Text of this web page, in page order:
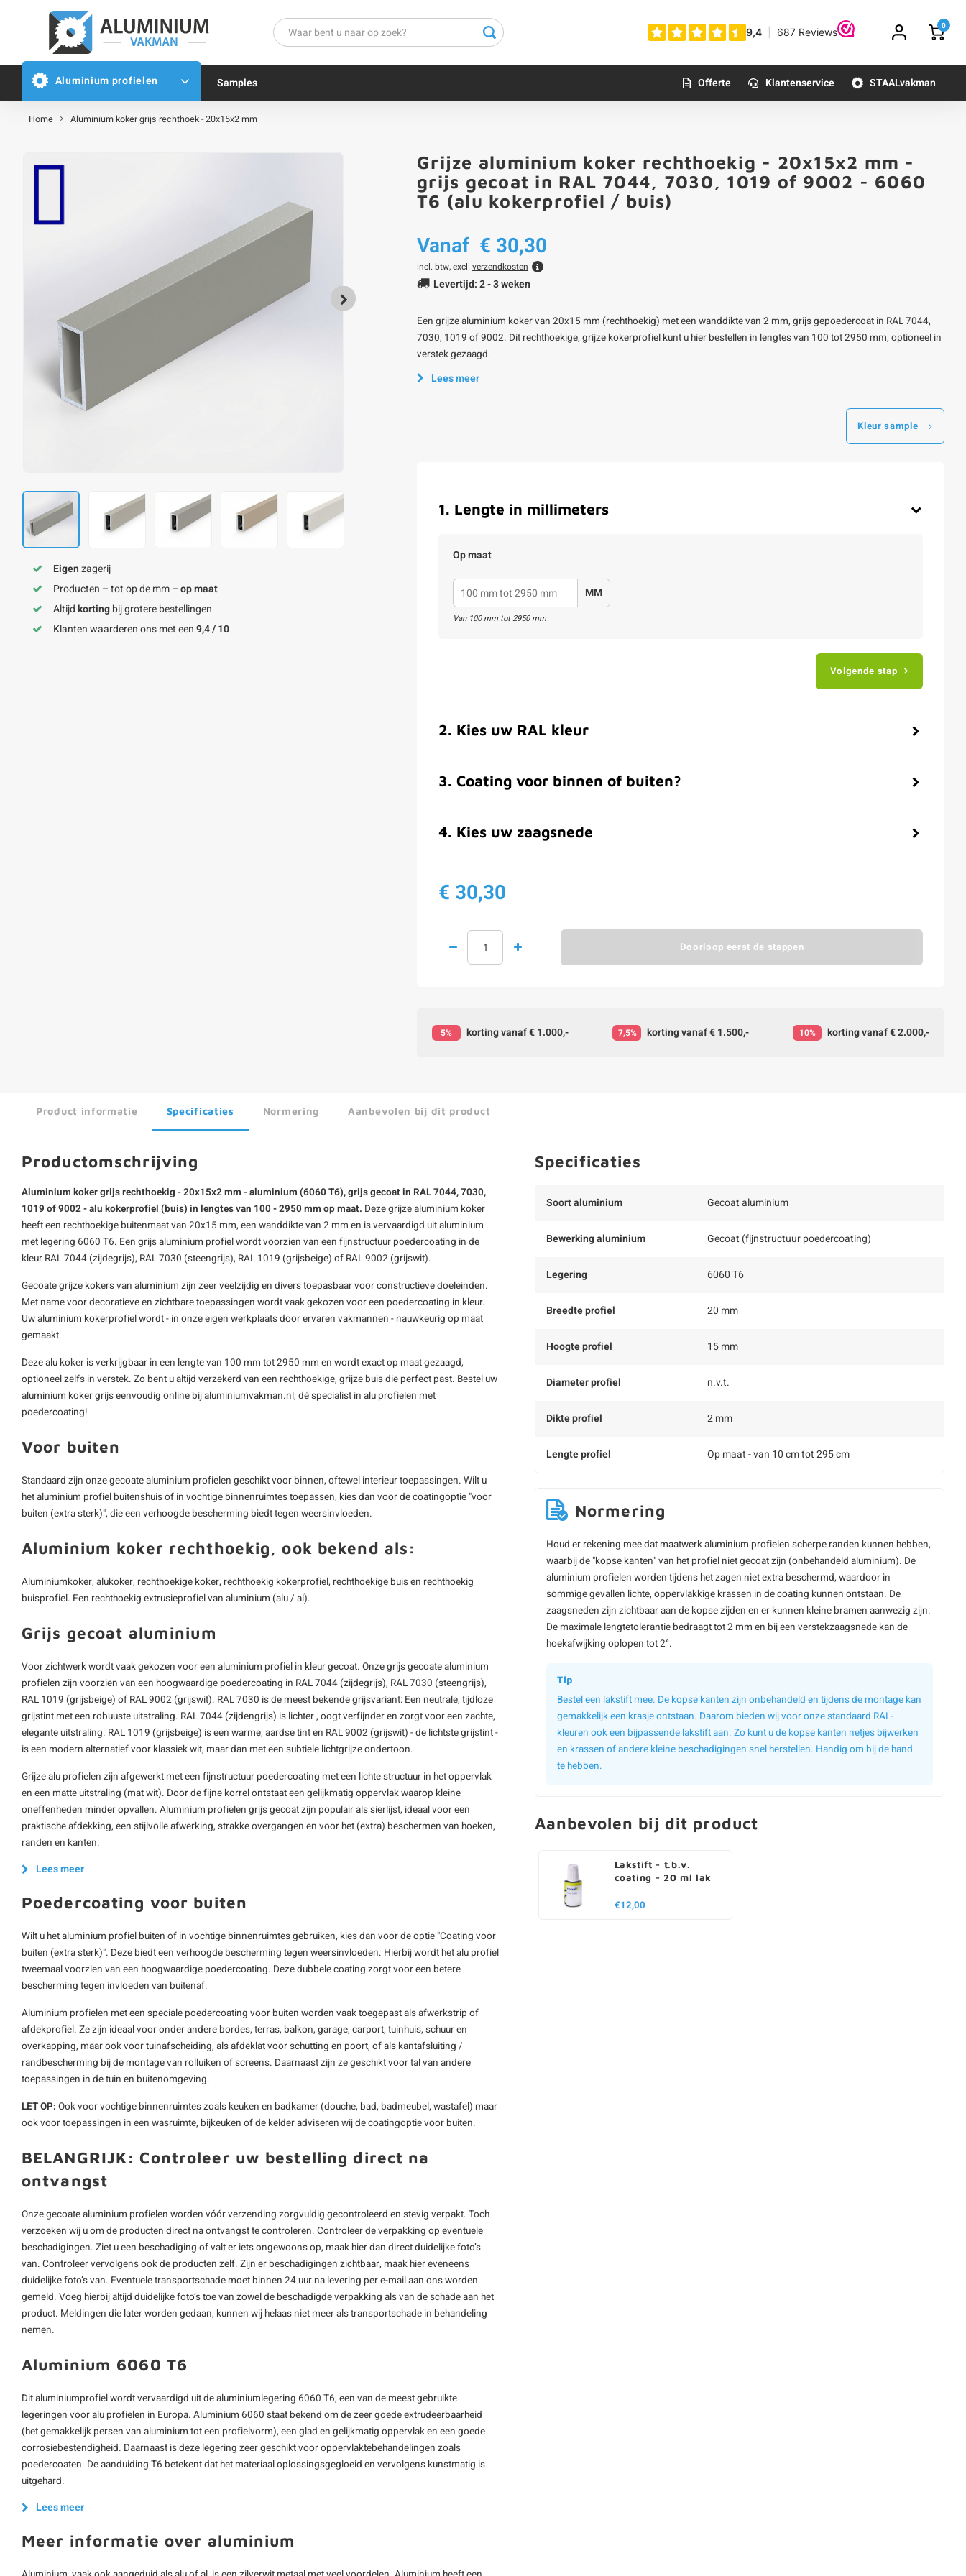
0
Aluminium profielen Offerte Klantenservice
Samples STAALvakman
Home Aluminium koker grijs rechthoek - 20x15x2 mm
Eigenzagerij
Producten – tot op de mm –op maat
Altijdkortingbij grotere bestellingen
Klanten waarderen ons met een9,4 / 10
Grijze aluminium koker rechthoekig - 20x15x2 mm -
grijs gecoat in RAL 7044, 7030, 1019 of 9002 - 6060
T6 (alu kokerprofiel / buis)
Vanaf € 30,30
incl. btw, excl. verzendkosten
Levertijd: 2 - 3 weken
Een grijze aluminium koker van 20x15 mm (rechthoekig) met een wanddikte van 2 mm, grijs gepoedercoat in RAL 7044,
7030, 1019 of 9002. Dit rechthoekige, grijze kokerprofiel kunt u hier bestellen in lengtes van 100 tot 2950 mm, optioneel in
verstek gezaagd.
Lees meer
Kleur sample
1. Lengte in millimeters
Op maat
MM
Van 100mm tot2950mm
Volgende stap
2. Kies uw RAL kleur
3. Coating voor binnen of buiten?
4. Kies uw zaagsnede
€ 30,30
Doorloop eerst de stappen
5% korting vanaf € 1.000,- 7,5% korting vanaf € 1.500,- 10% korting vanaf € 2.000,-
Product informatie Specificaties Normering Aanbevolen bij dit product
Productomschrijving
Aluminium koker grijs rechthoekig - 20x15x2 mm - aluminium (6060 T6), grijs gecoat in RAL 7044, 7030,
1019 of 9002 - alu kokerprofiel (buis) in lengtes van 100 - 2950 mm op maat. Dezegrijze aluminium koker
heeft een rechthoekige buitenmaat van 20x15 mm, een wanddikte van 2 mm en is vervaardigd uit aluminium
met legering 6060 T6. Een grijs aluminium profiel wordt voorzien van een fijnstructuur poedercoating in de
kleur RAL 7044 (zijdegrijs), RAL 7030 (steengrijs), RAL 1019 (grijsbeige) of RAL 9002 (grijswit).
Gecoate grijze kokers van aluminium zijn zeer veelzijdig en divers toepasbaar voor constructieve doeleinden.
Met name voor decoratieve en zichtbare toepassingen wordt vaak gekozen voor een poedercoating in kleur.
Uw aluminium kokerprofiel wordt - in onze eigen werkplaats door ervaren vakmannen - nauwkeurig op maat
gemaakt.
Deze alu koker is verkrijgbaar in een lengte van 100 mm tot 2950 mm en wordt exact op maat gezaagd,
optioneel zelfs in verstek. Zo bent u altijd verzekerd van een rechthoekige, grijze buis die perfect past. Bestel uw
aluminium koker grijs eenvoudig online bij aluminiumvakman.nl, dé specialist in alu profielen met
poedercoating!
Voor buiten
Standaard zijn onze gecoate aluminium profielen geschikt voor binnen, oftewel interieur toepassingen. Wilt u
het aluminium profiel buitenshuis of in vochtige binnenruimtes toepassen, kies dan voor de coatingoptie "voor
buiten (extra sterk)", die een verhoogde bescherming biedt tegen weersinvloeden.
Aluminium koker rechthoekig, ook bekend als:
Aluminiumkoker, alukoker, rechthoekige koker, rechthoekig kokerprofiel, rechthoekige buis en rechthoekig
buisprofiel. Een rechthoekig extrusieprofiel van aluminium (alu / al).
Grijs gecoat aluminium
Voor zichtwerk wordt vaak gekozen voor een aluminium profiel in kleur gecoat. Onze grijs gecoate aluminium
profielen zijn voorzien van een hoogwaardige poedercoating in RAL 7044 (zijdegrijs), RAL 7030 (steengrijs),
RAL 1019 (grijsbeige) of RAL 9002 (grijswit). RAL 7030 is de meest bekende grijsvariant: Een neutrale, tijdloze
grijstint met een robuuste uitstraling. RAL 7044 (zijdengrijs) is lichter , oogt verfijnder en zorgt voor een zachte,
elegante uitstraling. RAL 1019 (grijsbeige) is een warme, aardse tint en RAL 9002 (grijswit) - de lichtste grijstint -
is een modern alternatief voor klassiek wit, maar dan met een subtiele lichtgrijze ondertoon.
Grijze alu profielen zijn afgewerkt met een fijnstructuur poedercoating met een lichte structuur in het oppervlak
en een matte uitstraling (mat wit). Door de fijne korrel ontstaat een gelijkmatig oppervlak waarop kleine
oneffenheden minder opvallen. Aluminium profielen grijs gecoat zijn populair als sierlijst, ideaal voor een
praktische afdekking, een stijlvolle afwerking, strakke overgangen en voor het (extra) beschermen van hoeken,
randen en kanten.
Lees meer
Poedercoating voor buiten
Wilt u het aluminium profiel buiten of in vochtige binnenruimtes gebruiken, kies dan voor de optie "Coating voor
buiten (extra sterk)". Deze biedt een verhoogde bescherming tegen weersinvloeden. Hierbij wordt het alu profiel
tweemaal voorzien van een hoogwaardige poedercoating. Deze dubbele coating zorgt voor een betere
bescherming tegen invloeden van buitenaf.
Aluminium profielen met een speciale poedercoating voor buiten worden vaak toegepast als afwerkstrip of
afdekprofiel. Ze zijn ideaal voor onder andere bordes, terras, balkon, garage, carport, tuinhuis, schuur en
overkapping, maar ook voor tuinafscheiding, als afdeklat voor schutting en poort, of als kantafsluiting /
randbescherming bij de montage van rolluiken of screens. Daarnaast zijn ze geschikt voor tal van andere
toepassingen in de tuin en buitenomgeving.
LET OP: Ook voor vochtige binnenruimtes zoals keuken en badkamer (douche, bad, badmeubel, wastafel) maar
ook voor toepassingen in een wasruimte, bijkeuken of de kelder adviseren wij de coatingoptie voor buiten.
BELANGRIJK: Controleer uw bestelling direct na
ontvangst
Onze gecoate aluminium profielen worden vóór verzending zorgvuldig gecontroleerd en stevig verpakt. Toch
verzoeken wij u om de producten direct na ontvangst te controleren. Controleer de verpakking op eventuele
beschadigingen. Ziet u een beschadiging of valt er iets ongewoons op, maak hier dan direct duidelijke foto’s
van. Controleer vervolgens ook de producten zelf. Zijn er beschadigingen zichtbaar, maak hier eveneens
duidelijke foto’s van. Eventuele transportschade moet binnen 24 uur na levering per e-mail aan ons worden
gemeld. Voeg hierbij altijd duidelijke foto’s toe van zowel de beschadigde verpakking als van de schade aan het
product. Meldingen die later worden gedaan, kunnen wij helaas niet meer als transportschade in behandeling
nemen.
Aluminium 6060 T6
Dit aluminiumprofiel wordt vervaardigd uit de aluminiumlegering 6060 T6, een van de meest gebruikte
legeringen voor alu profielen in Europa. Aluminium 6060 staat bekend om de zeer goede extrudeerbaarheid
(het gemakkelijk persen van aluminium tot een profielvorm), een glad en gelijkmatig oppervlak en een goede
corrosiebestendigheid. Daarnaast is deze legering zeer geschikt voor oppervlaktebehandelingen zoals
poedercoaten. De aanduiding T6 betekent dat het materiaal oplossingsgegloeid en vervolgens kunstmatig is
uitgehard.
Lees meer
Meer informatie over aluminium
Specificaties
Soort aluminium Gecoat aluminium
Bewerking aluminium Gecoat (fijnstructuur poedercoating)
Legering 6060 T6
Breedte profiel 20 mm
Hoogte profiel 15 mm
Diameter profiel n.v.t.
Dikte profiel 2 mm
Lengte profiel Op maat - van 10 cm tot 295 cm
Normering
Houd er rekening mee dat maatwerk aluminium profielen scherpe randen kunnen hebben,
waarbij de "kopse kanten" van het profiel niet gecoat zijn (onbehandeld aluminium). De
aluminium profielen worden tijdens het zagen niet extra beschermd, waardoor in
sommige gevallen lichte, oppervlakkige krassen in de coating kunnen ontstaan. De
zaagsneden zijn zichtbaar aan de kopse zijden en er kunnen kleine bramen aanwezig zijn.
De maximale lengtetolerantie bedraagt tot 2 mm en bij een verstekzaagsnede kan de
hoekafwijking oplopen tot 2°.
Tip
Bestel een lakstift mee. De kopse kanten zijn onbehandeld en tijdens de montage kan
gemakkelijk een krasje ontstaan. Daarom bieden wij voor onze standaard RAL-
kleuren ook een bijpassende lakstift aan. Zo kunt u de kopse kanten netjes bijwerken
en krassen of andere kleine beschadigingen snel herstellen. Handig om bij de hand
te hebben.
Aanbevolen bij dit product
Lakstift - t.b.v.
coating - 20 ml lak
€12,00